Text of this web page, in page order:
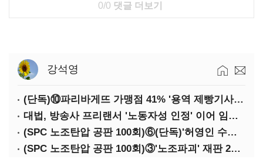
0/0 댓글 더보기
강석영
(단독)⑩파리바게뜨 가맹점 41% '용역 제빵기사 없어'…고용불안 속 브랜드가치도 '흔들'
대법, 방송사 프리랜서 '노동자성 인정' 이어 임금차별 '제동'
(SPC 노조탄압 공판 100회)⑥(단독)'허영인 수사기밀 유출' 임원, 출소하자 '억대 연봉' 고문으로
(SPC 노조탄압 공판 100회)③'노조파괴' 재판 2년 만의 증언…파리바게뜨 지회장 "허영인에 엄벌을"